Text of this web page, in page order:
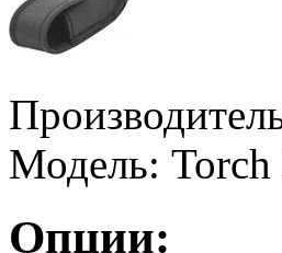
Модель:
Опции: